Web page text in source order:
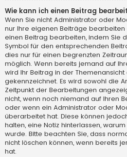
Wie kann ich einen Beitrag
Wenn Sie nicht Administrator oder
nur Ihre eigenen Beiträge
einen Beitrag bearbeiten, indem Sie
Symbol für den entsprechenden
dies nur für einen begrenzten
möglich. Wenn bereits jemand auf
wird Ihr Beitrag in der
gekennzeichnet. Es wird sowohl die
Zeitpunkt der Bearbeitungen
nicht, wenn noch niemand auf Ihren
oder wenn ein Administrator oder
überarbeitet hat. Diese können
halten, eine Notiz hinterlassen,
wurde. Bitte beachten Sie, dass
nicht löschen können, wenn bereits
hat.